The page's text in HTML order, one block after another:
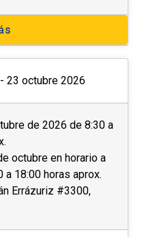
23 octubre 2026
de 2026 de 8:30 a
octubre en horario a
a 18:00 horas aprox.
Errázuriz #3300,